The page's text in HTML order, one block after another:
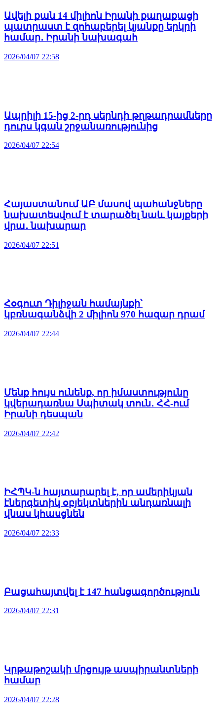
Ավելի քան 14 միլիոն Իրանի քաղաքացի
պատրաստ է զոհաբերել կյանքը երկրի
համար․ Իրանի նախագահ
2026/04/07 22:58
Ապրիլի 15-ից 2-րդ սերնդի թղթադրամները
դուրս կգան շրջանառությունից
2026/04/07 22:54
Հայաստանում ԱԲ մասով պահանջները
նախատեսվում է տարածել նաև կայքերի
վրա․ նախարար
2026/04/07 22:51
Հօգուտ Դիլիջան համայնքի՝
կբռնագանձվի 2 միլիոն 970 հազար դրամ
2026/04/07 22:44
Մենք հույս ունենք, որ իմաստությունը
կվերադառնա Սպիտակ տուն․ ՀՀ-ում
Իրանի դեսպան
2026/04/07 22:42
ԻՀՊԿ-ն հայտարարել է, որ ամերիկյան
էներգետիկ օբյեկտներին անդառնալի
վնաս կհասցնեն
2026/04/07 22:33
Բացահայտվել է 147 հանցագործություն
2026/04/07 22:31
Կրթաթոշակի մրցույթ ասպիրանտների
համար
2026/04/07 22:28